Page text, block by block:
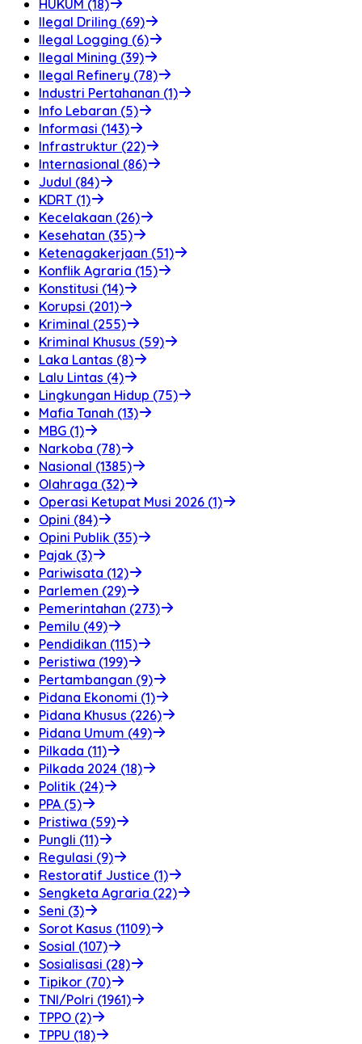
HUKUM (18)
Ilegal Driling (69)
Ilegal Logging (6)
Ilegal Mining (39)
Ilegal Refinery (78)
Industri Pertahanan (1)
Info Lebaran (5)
Informasi (143)
Infrastruktur (22)
Internasional (86)
Judul (84)
KDRT (1)
Kecelakaan (26)
Kesehatan (35)
Ketenagakerjaan (51)
Konflik Agraria (15)
Konstitusi (14)
Korupsi (201)
Kriminal (255)
Kriminal Khusus (59)
Laka Lantas (8)
Lalu Lintas (4)
Lingkungan Hidup (75)
Mafia Tanah (13)
MBG (1)
Narkoba (78)
Nasional (1385)
Olahraga (32)
Operasi Ketupat Musi 2026 (1)
Opini (84)
Opini Publik (35)
Pajak (3)
Pariwisata (12)
Parlemen (29)
Pemerintahan (273)
Pemilu (49)
Pendidikan (115)
Peristiwa (199)
Pertambangan (9)
Pidana Ekonomi (1)
Pidana Khusus (226)
Pidana Umum (49)
Pilkada (11)
Pilkada 2024 (18)
Politik (24)
PPA (5)
Pristiwa (59)
Pungli (11)
Regulasi (9)
Restoratif Justice (1)
Sengketa Agraria (22)
Seni (3)
Sorot Kasus (1109)
Sosial (107)
Sosialisasi (28)
Tipikor (70)
TNI/Polri (1961)
TPPO (2)
TPPU (18)